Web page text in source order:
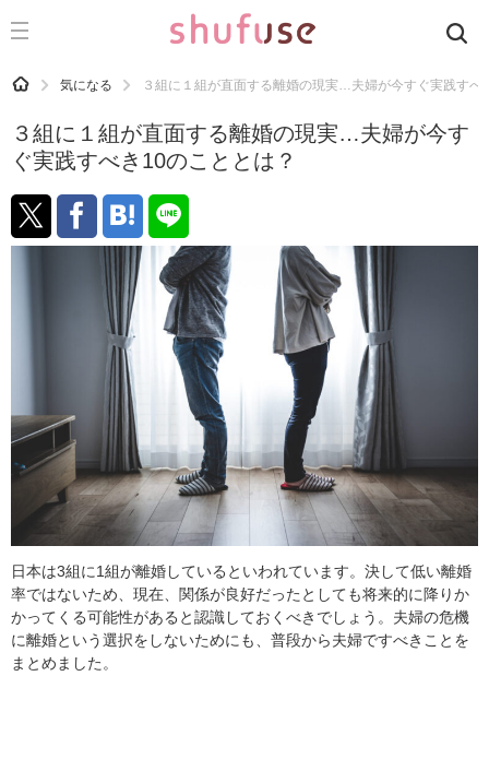
CATEGORY 記事カテゴリ
運気
洗濯
生活の知恵
食材辞典
おすすめ
HOME 気になる ３組に１組が直面する離婚の現実…夫婦が今すぐ実践すべ
３組に１組が直面する離婚の現実…夫婦が今す
ぐ実践すべき10のこととは？
日本は3組に1組が離婚しているといわれています。決して低い離婚
率ではないため、現在、関係が良好だったとしても将来的に降りか
かってくる可能性があると認識しておくべきでしょう。夫婦の危機
に離婚という選択をしないためにも、普段から夫婦ですべきことを
まとめました。